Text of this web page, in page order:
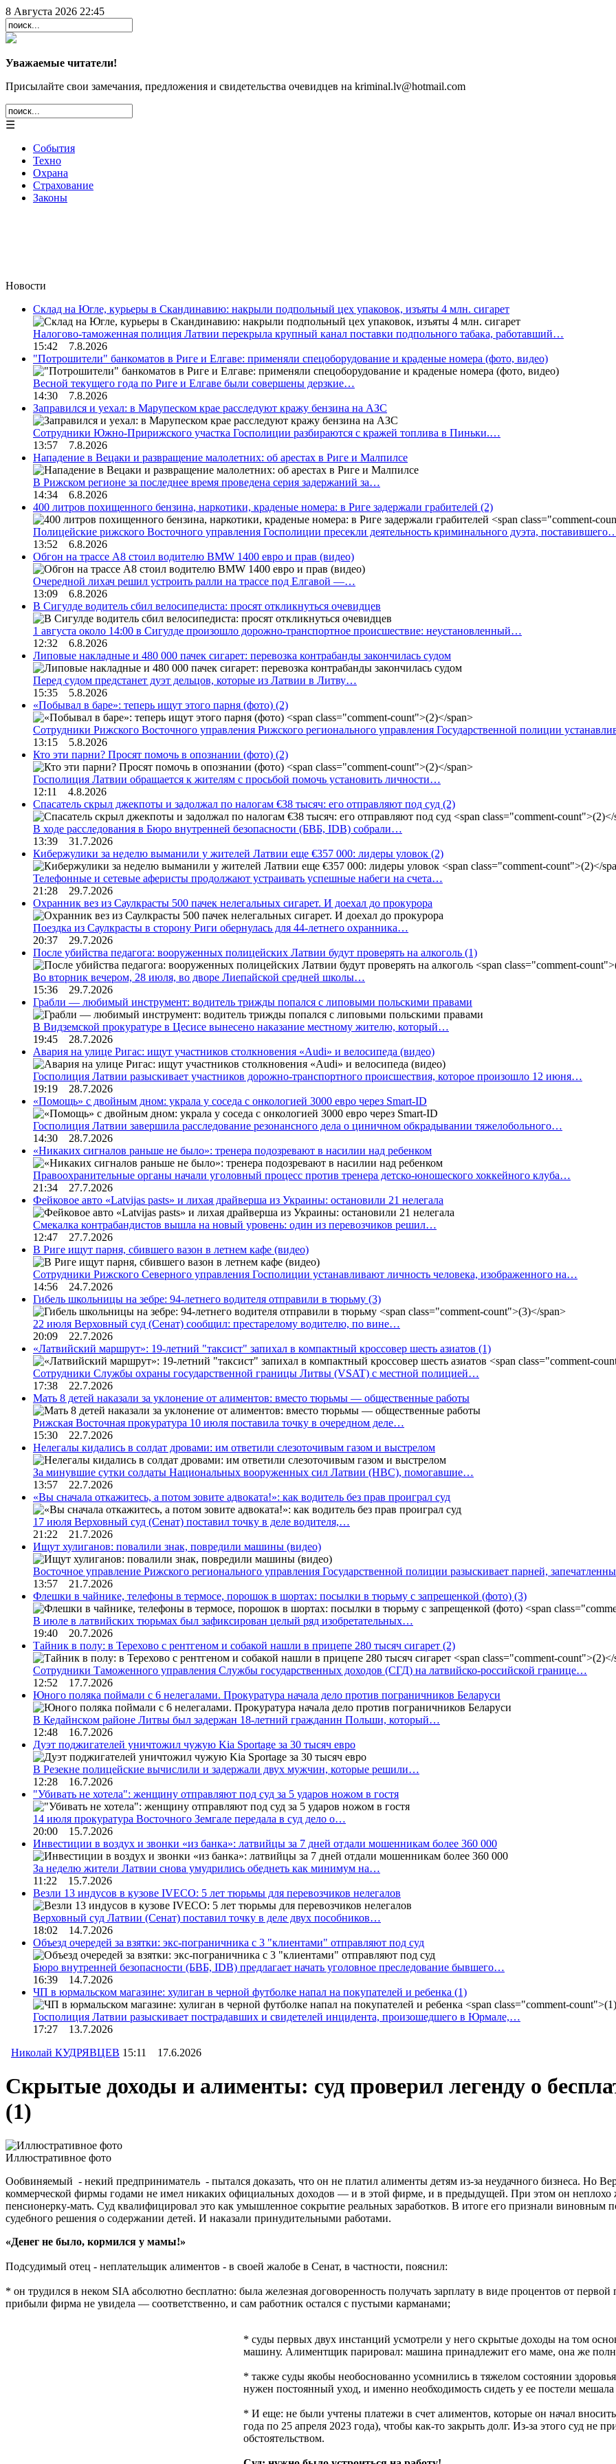
8 Августа 2026 22:45
Уважаемые читатели!
Присылайте свои замечания, предложения и свидетельства очевидцев на kriminal.lv@hotmail.com
☰
События
Техно
Охрана
Страхование
Законы
Новости
Склад на Югле, курьеры в Скандинавию: накрыли подпольный цех упаковок, изъяты 4 млн. сигарет
Налогово-таможенная полиция Латвии перекрыла крупный канал поставки подпольного табака, работавший…
15:42 7.8.2026
"Потрошители" банкоматов в Риге и Елгаве: применяли спецоборудование и краденые номера (фото, видео)
Весной текущего года по Риге и Елгаве были совершены дерзкие…
14:30 7.8.2026
Заправился и уехал: в Марупеском крае расследуют кражу бензина на АЗС
Сотрудники Южно-Пририжского участка Госполиции разбираются с кражей топлива в Пиньки.…
13:57 7.8.2026
Нападение в Вецаки и развращение малолетних: об арестах в Риге и Малпилсе
В Рижском регионе за последнее время проведена серия задержаний за…
14:34 6.8.2026
400 литров похищенного бензина, наркотики, краденые номера: в Риге задержали грабителей (2)
Полицейские рижского Восточного управления Госполиции пресекли деятельность криминального дуэта,
13:52 6.8.2026
Обгон на трассе А8 стоил водителю BMW 1400 евро и прав (видео)
Очередной лихач решил устроить ралли на трассе под Елгавой —…
13:09 6.8.2026
В Сигулде водитель сбил велосипедиста: просят откликнуться очевидцев
1 августа около 14:00 в Сигулде произошло дорожно-транспортное происшествие: неустановленный…
12:32 6.8.2026
Липовые накладные и 480 000 пачек сигарет: перевозка контрабанды закончилась судом
Перед судом предстанет дуэт дельцов, которые из Латвии в Литву…
15:35 5.8.2026
«Побывал в баре»: теперь ищут этого парня (фото) (2)
Сотрудники Рижского Восточного управления Рижского регионального управления Государственной полиции
13:15 5.8.2026
Кто эти парни? Просят помочь в опознании (фото) (2)
Госполиция Латвии обращается к жителям с просьбой помочь установить личности…
12:11 4.8.2026
Спасатель скрыл джекпоты и задолжал по налогам €38 тысяч: его отправляют под суд (2)
В ходе расследования в Бюро внутренней безопасности (БВБ, IDB) собрали…
13:39 31.7.2026
Кибержулики за неделю выманили у жителей Латвии еще €357 000: лидеры уловок (2)
Телефонные и сетевые аферисты продолжают устраивать успешные набеги на счета…
21:28 29.7.2026
Охранник вез из Саулкрасты 500 пачек нелегальных сигарет. И доехал до прокурора
Поездка из Саулкрасты в сторону Риги обернулась для 44-летнего охранника…
20:37 29.7.2026
После убийства педагога: вооруженных полицейских Латвии будут проверять на алкоголь (1)
Во вторник вечером, 28 июля, во дворе Лиепайской средней школы…
15:36 29.7.2026
Грабли — любимый инструмент: водитель трижды попался с липовыми польскими правами
В Видземской прокуратуре в Цесисе вынесено наказание местному жителю, который…
19:45 28.7.2026
Авария на улице Ригас: ищут участников столкновения «Audi» и велосипеда (видео)
Госполиция Латвии разыскивает участников дорожно-транспортного происшествия, которое произошло 12 июня…
19:19 28.7.2026
«Помощь» с двойным дном: украла у соседа с онкологией 3000 евро через Smart-ID
Госполиция Латвии завершила расследование резонансного дела о циничном обкрадывании тяжелобольного…
14:30 28.7.2026
«Никаких сигналов раньше не было»: тренера подозревают в насилии над ребенком
Правоохранительные органы начали уголовный процесс против тренера детско-юношеского хоккейного клуба…
21:34 27.7.2026
Фейковое авто «Latvijas pasts» и лихая драйверша из Украины: остановили 21 нелегала
Смекалка контрабандистов вышла на новый уровень: один из перевозчиков решил…
12:47 27.7.2026
В Риге ищут парня, сбившего вазон в летнем кафе (видео)
Сотрудники Рижского Северного управления Госполиции устанавливают личность человека, изображенного на…
14:56 24.7.2026
Гибель школьницы на зебре: 94-летнего водителя отправили в тюрьму (3)
22 июля Верховный суд (Сенат) сообщил: престарелому водителю, по вине…
20:09 22.7.2026
«Латвийский маршрут»: 19-летний "таксист" запихал в компактный кроссовер шесть азиатов (1)
Сотрудники Службы охраны государственной границы Литвы (VSAT) с местной полицией…
17:38 22.7.2026
Мать 8 детей наказали за уклонение от алиментов: вместо тюрьмы — общественные работы
Рижская Восточная прокуратура 10 июля поставила точку в очередном деле…
15:30 22.7.2026
Нелегалы кидались в солдат дровами: им ответили слезоточивым газом и выстрелом
За минувшие сутки солдаты Национальных вооруженных сил Латвии (НВС), помогавшие…
13:57 22.7.2026
«Вы сначала откажитесь, а потом зовите адвоката!»: как водитель без прав проиграл суд
17 июля Верховный суд (Сенат) поставил точку в деле водителя,…
21:22 21.7.2026
Ищут хулиганов: повалили знак, повредили машины (видео)
Восточное управление Рижского регионального управления Государственной полиции разыскивает парней,
13:57 21.7.2026
Флешки в чайнике, телефоны в термосе, порошок в шортах: посылки в тюрьму с запрещенкой (фото) (3)
В июле в латвийских тюрьмах был зафиксирован целый ряд изобретательных…
19:40 20.7.2026
Тайник в полу: в Терехово с рентгеном и собакой нашли в прицепе 280 тысяч сигарет (2)
Сотрудники Таможенного управления Службы государственных доходов (СГД) на латвийско-российской границе…
12:52 17.7.2026
Юного поляка поймали с 6 нелегалами. Прокуратура начала дело против пограничников Беларуси
В Кедайнском районе Литвы был задержан 18-летний гражданин Польши, который…
12:48 16.7.2026
Дуэт поджигателей уничтожил чужую Kia Sportage за 30 тысяч евро
В Резекне полицейские вычислили и задержали двух мужчин, которые решили…
12:28 16.7.2026
"Убивать не хотела": женщину отправляют под суд за 5 ударов ножом в гостя
14 июля прокуратура Восточного Земгале передала в суд дело о…
20:00 15.7.2026
Инвестиции в воздух и звонки «из банка»: латвийцы за 7 дней отдали мошенникам более 360 000
За неделю жители Латвии снова умудрились обеднеть как минимум на…
11:22 15.7.2026
Везли 13 индусов в кузове IVECO: 5 лет тюрьмы для перевозчиков нелегалов
Верховный суд Латвии (Сенат) поставил точку в деле двух пособников…
18:02 14.7.2026
Объезд очередей за взятки: экс-пограничника с 3 "клиентами" отправляют под суд
Бюро внутренней безопасности (БВБ, IDB) предлагает начать уголовное преследование бывшего…
16:39 14.7.2026
ЧП в юрмальском магазине: хулиган в черной футболке напал на покупателей и ребенка (1)
Госполиция Латвии разыскивает пострадавших и свидетелей инцидента, произошедшего в Юрмале,…
17:27 13.7.2026
Николай КУДРЯВЦЕВ 15:11 17.6.2026
Скрытые доходы и алименты: суд проверил легенду о
(1)
Иллюстративное фото
Ообвиняемый - некий предприниматель - пытался доказать, что он не платил алименты детям из-за неудачного бизнеса. Но
коммерческой фирмы годами не имел никаких официальных доходов — и в этой фирме, и в предыдущей. При этом он
пенсионерку-мать. Суд квалифицировал это как умышленное сокрытие реальных заработков. В итоге его признали виновным
судебного решения о содержании детей. И наказали принудительными работами.
«Денег не было, кормился у мамы!»
Подсудимый отец - неплательщик алиментов - в своей жалобе в Сенат, в частности, пояснил:
* он трудился в неком SIA абсолютно бесплатно: была железная договоренность получать зарплату в виде процентов от
прибыли фирма не увидела — соответственно, и сам работник остался с пустыми карманами;
* суды первых двух инстанций усмотрели у него скрытые доходы на том
машину. Алиментщик парировал: машина принадлежит его маме, она же
* также суды якобы необоснованно усомнились в тяжелом состоянии
нужен постоянный уход, и именно необходимость сидеть у ее постели
* И еще: не были учтены платежи в счет алиментов, которые он начал
года по 25 апреля 2023 года), чтобы как-то закрыть долг. Из-за этого суд не
обстоятельством.